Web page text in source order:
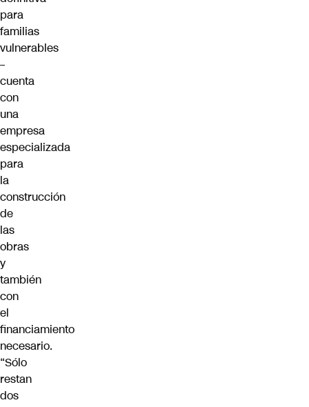
para
familias
vulnerables
–
cuenta
con
una
empresa
especializada
para
la
construcción
de
las
obras
y
también
con
el
financiamiento
necesario.
“Sólo
restan
dos